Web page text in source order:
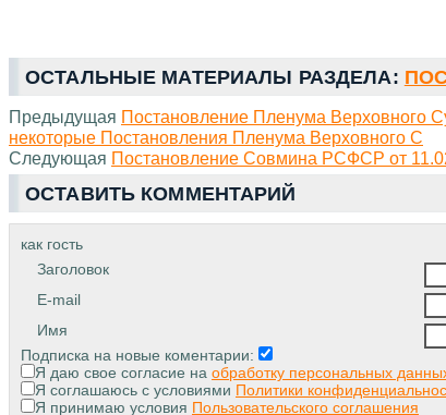
ОСТАЛЬНЫЕ МАТЕРИАЛЫ РАЗДЕЛА:
Предыдущая Постановление Пленума Верховного
некоторые Постановления Пленума Верховного С
Следующая Постановление Совмина РСФСР от
ОСТАВИТЬ КОММЕНТАРИЙ
как гость
Заголовок
E-mail
Имя
Подписка на новые коментарии:
Я даю свое согласие на обработку персональных
Я соглашаюсь с условиями Политики
Я принимаю условия Пользовательского соглашения